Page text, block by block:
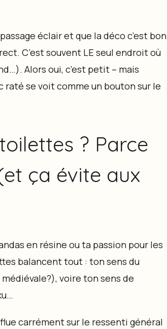
éclair et que la déco c’est bon
C’est souvent LE seul endroit où
Alors oui, c’est petit – mais
se voit comme un bouton sur le
? Parce
ça évite aux
en résine ou ta passion pour les
balancent tout : ton sens du
voire ton sens de
carrément sur le ressenti général